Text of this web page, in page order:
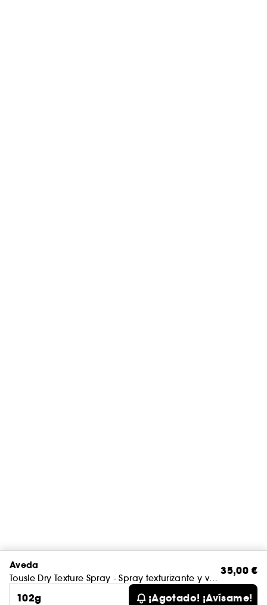
Aveda
Tousle Dry Texture Spray - Spray texturizante y voluminizador para el cabello
35,00 €
102g
¡Agotado! ¡Avísame!